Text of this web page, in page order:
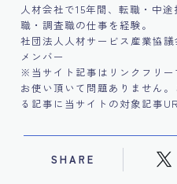
人材会社で15年間、転職・中
職・調査職の仕事を経験。
社団法人人材サービス産業協
メンバー
※当サイト記事はリンクフリ
お使い頂いて問題ありません
る記事に当サイトの対象記事
SHARE